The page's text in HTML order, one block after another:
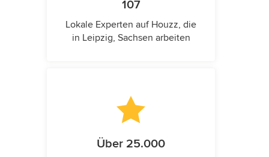
107
Lokale Experten auf Houzz, die
in Leipzig, Sachsen arbeiten
Über 25.000